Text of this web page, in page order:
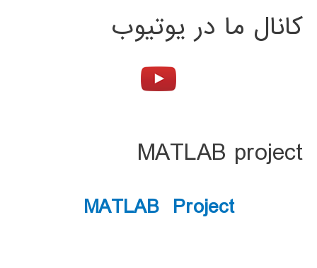
کانال ما در یوتیوب
MATLAB project
MATLAB Project